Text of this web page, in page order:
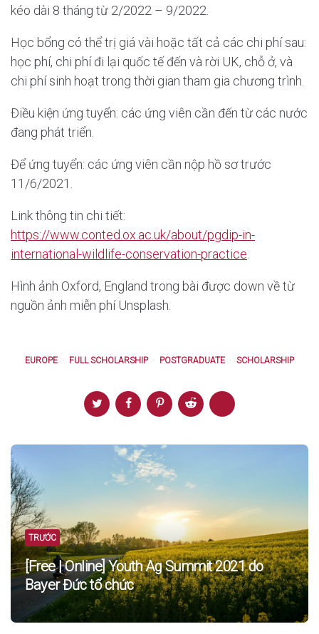
kéo dài 8 tháng từ 2/2022 – 9/2022.
Học bổng có thể trị giá vài hoặc tất cả các chi phí sau:
học phí, chi phí đi lại quốc tế đến và rời UK, chỗ ở, và
chi phí sinh hoạt trong thời gian tham gia chương trình.
Điều kiện ứng tuyển: các ứng viên cần đến từ các nước
đang phát triển.
Để ứng tuyển: các ứng viên cần nộp hồ sơ trước
11/6/2021.
Link thông tin chi tiết:
https://www.conted.ox.ac.uk/about/pgdip-in-
international-wildlife-conservation-practice
Hình ảnh Oxford, England trong bài được down về từ
nguồn ảnh miễn phí Unsplash.
EUROPE FULL SCHOLARSHIP POSTGRADUATE SCHOLARSHIP
Post
navigation
TRƯỚC
[Free | Online] Youth Ag Summit 2021 do
Bayer Đức tổ chức